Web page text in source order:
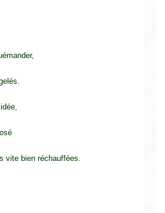
vite bien réchauffées.